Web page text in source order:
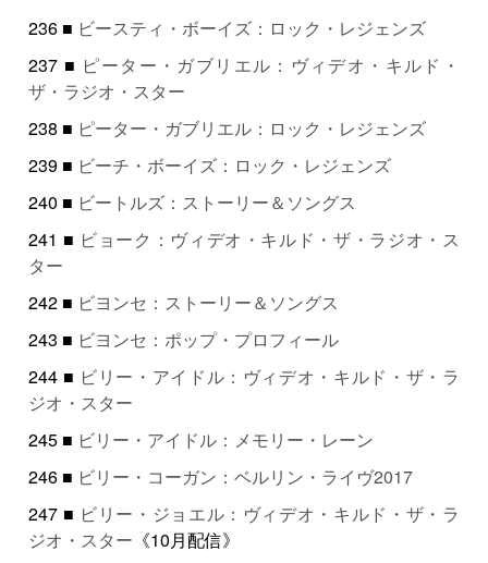
236 ■ ビースティ・ボーイズ：ロック・レジェンズ
237 ■ ピーター・ガブリエル：ヴィデオ・キルド・
ザ・ラジオ・スター
238 ■ ピーター・ガブリエル：ロック・レジェンズ
239 ■ ビーチ・ボーイズ：ロック・レジェンズ
240 ■ ビートルズ：ストーリー＆ソングス
241 ■ ビョーク：ヴィデオ・キルド・ザ・ラジオ・ス
ター
242 ■ ビヨンセ：ストーリー＆ソングス
243 ■ ビヨンセ：ポップ・プロフィール
244 ■ ビリー・アイドル：ヴィデオ・キルド・ザ・ラ
ジオ・スター
245 ■ ビリー・アイドル：メモリー・レーン
246 ■ ビリー・コーガン：ベルリン・ライヴ2017
247 ■ ビリー・ジョエル：ヴィデオ・キルド・ザ・ラ
ジオ・スター 《10月配信》